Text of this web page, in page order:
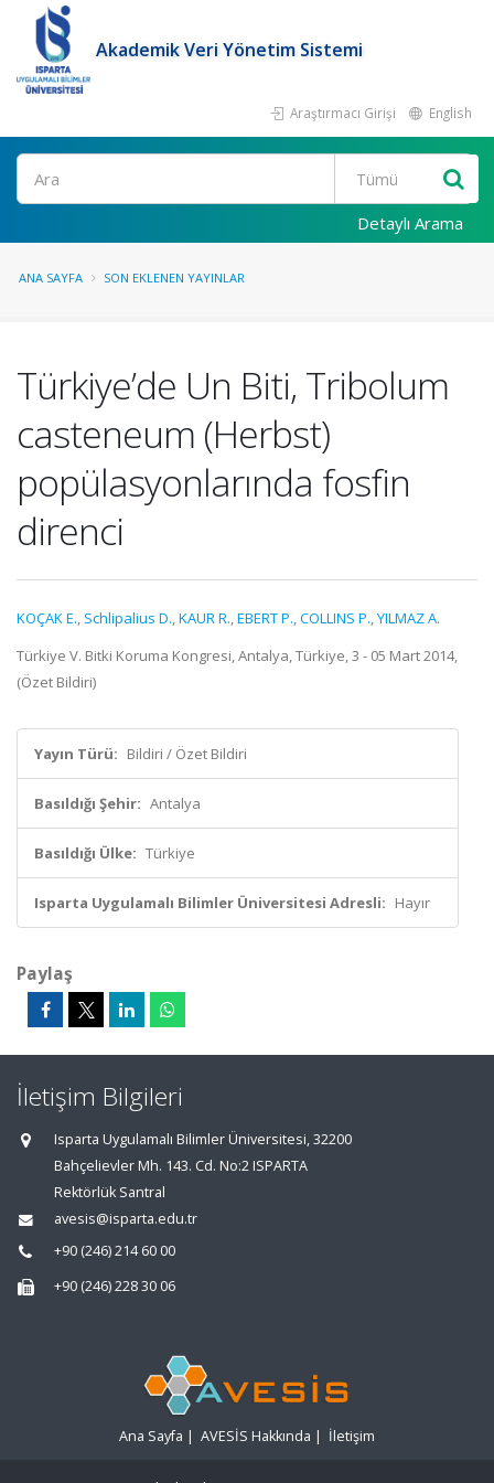
Akademik Veri Yönetim Sistemi
Araştırmacı Girişi English
Ara
Detaylı Arama
ANA SAYFA SON EKLENEN YAYINLAR
Türkiye’de Un Biti, Tribolum
casteneum (Herbst)
popülasyonlarında fosfin
direnci
KOÇAK E., Schlipalius D.,KAUR R.,EBERT P.,COLLINS P.,YILMAZ A.
Türkiye V. Bitki Koruma Kongresi, Antalya, Türkiye, 3 - 05 Mart 2014,
(Özet Bildiri)
Yayın Türü: Bildiri / Özet Bildiri
Basıldığı Şehir: Antalya
Basıldığı Ülke: Türkiye
Isparta Uygulamalı Bilimler Üniversitesi Adresli: Hayır
Paylaş
İletişim Bilgileri
Isparta Uygulamalı Bilimler Üniversitesi, 32200
Bahçelievler Mh. 143. Cd. No:2 ISPARTA
Rektörlük Santral
avesis@isparta.edu.tr
+90 (246) 214 60 00
+90 (246) 228 30 06
Ana Sayfa | AVESİS Hakkında | İletişim